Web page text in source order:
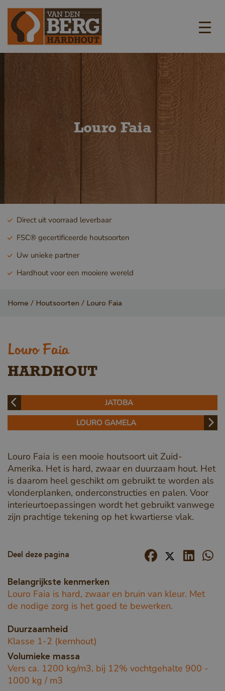
Louro Faia
Direct uit voorraad leverbaar
FSC® gecertificeerde houtsoorten
Uw unieke partner
Hardhout voor een mooiere wereld
Home Houtsoorten Louro Faia
Louro Faia
HARDHOUT
JATOBA
LOURO GAMELA
Louro Faia is een mooie houtsoort uit Zuid-
Amerika. Het is hard, zwaar en duurzaam hout. Het
is daarom heel geschikt om gebruikt te worden als
vlonderplanken, onderconstructies en palen. Voor
interieurtoepassingen wordt het gebruikt vanwege
zijn prachtige tekening op het kwartierse vlak.
Deel deze pagina
Belangrijkste kenmerken
Louro Faia is hard, zwaar en bruin van kleur. Met
de nodige zorg is het goed te bewerken.
Duurzaamheid
Klasse 1-2 (kernhout)
Volumieke massa
Vers ca. 1200 kg/m3, bij 12% vochtgehalte 900 -
1000 kg / m3